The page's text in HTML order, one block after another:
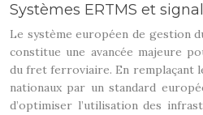
Systèmes ERTMS et
Le système européen de gestion
constitue une avancée majeure
du fret ferroviaire. En remplaçant
nationaux par un standard
d’optimiser l’utilisation des